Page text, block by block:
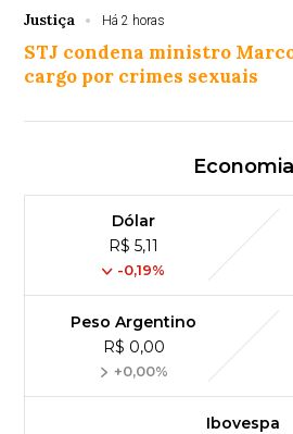
Justiça Há 2 horas
STJ condena ministro
cargo por crimes sexuais
Economia
Dólar
R$ 5,11
-0,19%
Peso Argentino
R$ 0,00
+0,00%
Ibovespa